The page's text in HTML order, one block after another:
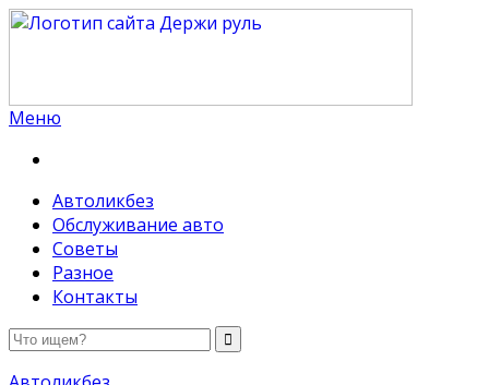
Меню
Автоликбез
Обслуживание авто
Советы
Разное
Контакты